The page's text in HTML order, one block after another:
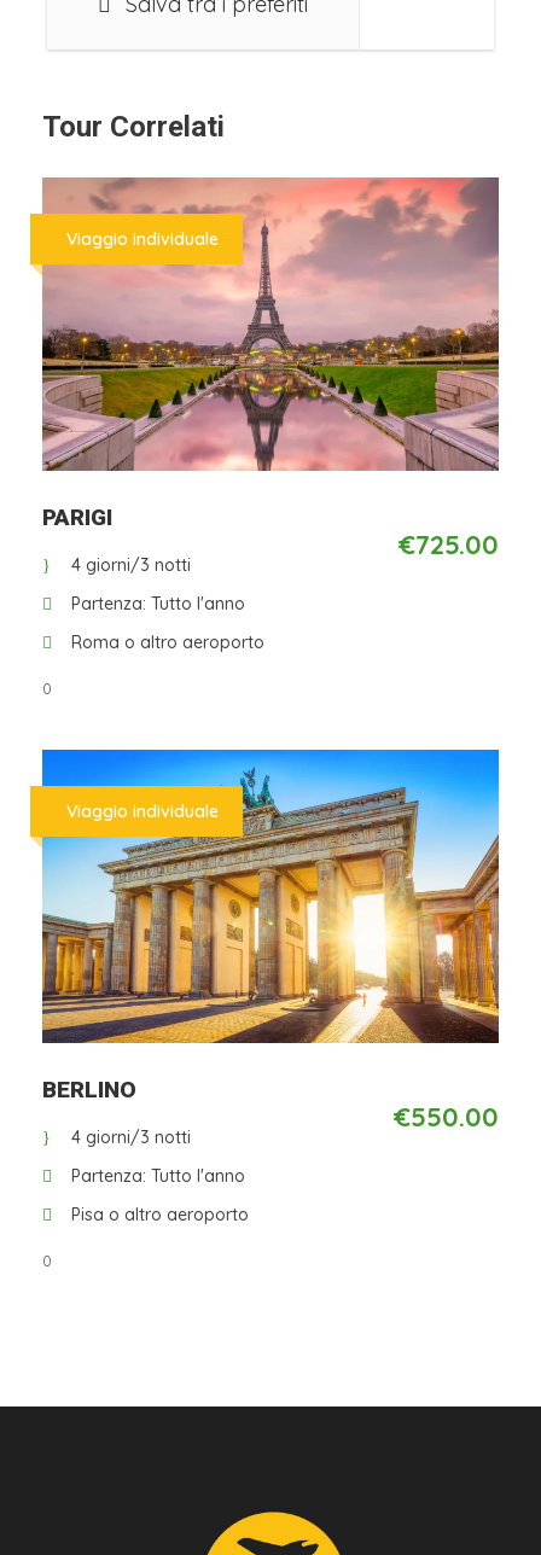
Volo a/r da Roma Ciampino
Bagaglio a mano da 10kg, posto assegnato sul
7 notti in hotel 3/4 stelle, trattamento di
La Quota Non comprende
Pasti e bevande
Assicurazione medico/bagaglio/annullamento
Extras in genere e tutto quanto non incluso alla
voce “La Quota comprende”
Tour Correlati
Viaggio individuale
PARIGI
€725.00
4 giorni/3 notti
Partenza: Tutto l'anno
Roma o altro aeroporto
0
Viaggio individuale
BERLINO
€550.00
4 giorni/3 notti
Partenza: Tutto l'anno
Pisa o altro aeroporto
0